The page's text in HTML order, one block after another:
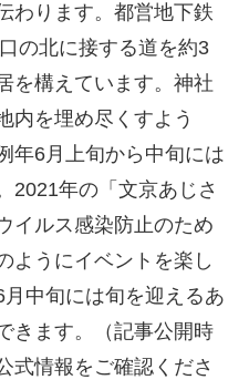
わります。都営地下鉄
の北に接する道を約3
を構えています。神社
内を埋め尽くすよう
年6月上旬から中旬には
2021年の「文京あじさ
イルス感染防止のため
ようにイベントを楽し
中旬には旬を迎えるあ
きます。（記事公開時
式情報をご確認くださ